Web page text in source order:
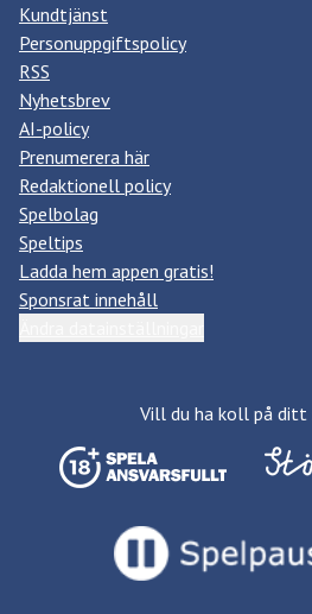
Kundtjänst
Personuppgiftspolicy
RSS
Nyhetsbrev
AI-policy
Prenumerera här
Redaktionell policy
Spelbolag
Speltips
Ladda hem appen gratis!
Sponsrat innehåll
Vill du ha koll på ditt